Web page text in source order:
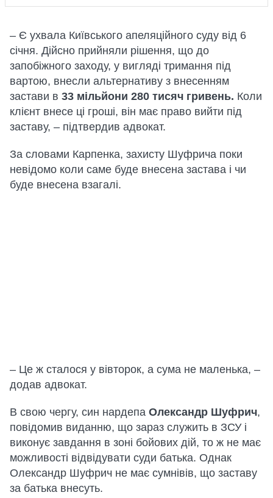
– Є ухвала Київського апеляційного суду від 6
січня. Дійсно прийняли рішення, що до
запобіжного заходу, у вигляді тримання під
вартою, внесли альтернативу з внесенням
застави в 33 мільйони 280 тисяч гривень. Коли
клієнт внесе ці гроші, він має право вийти під
заставу, – підтвердив адвокат.
За словами Карпенка, захисту Шуфрича поки
невідомо коли саме буде внесена застава і чи
буде внесена взагалі.
– Це ж сталося у вівторок, а сума не маленька, –
додав адвокат.
В свою чергу, син нардепа Олександр Шуфрич,
повідомив виданню, що зараз служить в ЗСУ і
виконує завдання в зоні бойових дій, то ж не має
можливості відвідувати суди батька. Однак
Олександр Шуфрич не має сумнівів, що заставу
за батька внесуть.